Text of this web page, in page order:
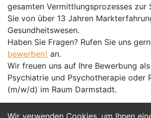
Wir verwenden Cookies, um Ihnen
gesamten Vermittlungsprozesses zur
Sie von über 13 Jahren
Gesundheitswesen.
Haben Sie Fragen? Rufen Sie uns
bewerben! an.
Wir freuen uns auf Ihre Bewerbung
Psychiatrie und Psychotherapie oder
(m/w/d) im Raum Darmstadt.